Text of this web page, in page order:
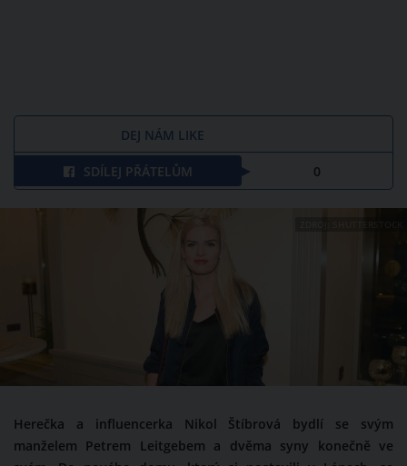
DEJ NÁM LIKE
SDÍLEJ PŘÁTELŮM 0
Herečka a influencerka Nikol Štíbrová bydlí se svým
manželem Petrem Leitgebem a dvěma syny konečně ve